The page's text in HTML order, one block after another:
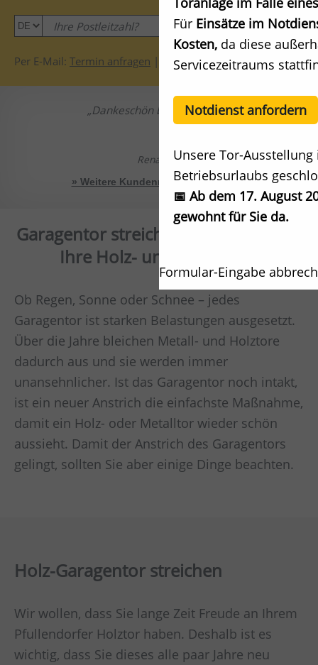
OK
Per E-Mail: Termin anfragen | Preis anfragen
Dankeschön bin begeistert.
Renate S.
» Weitere Kundenmeinungen zeigen
Garagentor streichen: So pflegen Sie
Ihre Holz- und Metalltore
Ob Regen, Sonne oder Schnee – jedes
Garagentor ist starken Belastungen ausgesetzt.
Über die Jahre bleichen Metall- und Holztore
dadurch aus und sie werden immer
unansehnlicher. Ist das Garagentor noch intakt,
ist ein neuer Anstrich die einfachste Maßnahme,
damit ein Holz- oder Metalltor wieder schön
aussieht. Damit der Anstrich des Garagentors
gelingt, sollten Sie aber einige Dinge beachten.
Holz-Garagentor streichen
Wir wollen, dass Sie lange Zeit Freude an Ihrem
Pfullendorfer Holztor haben. Deshalb ist es
wichtig, dass Sie dieses alle paar Jahre neu
Für Einsätze im
Kosten, da diese
Servicezeitraums
Notdienst anfordern
Unsere Tor-
Betriebsurlaubs
📅 Ab dem 17. August
gewohnt für Sie da.
Formular-Eingabe